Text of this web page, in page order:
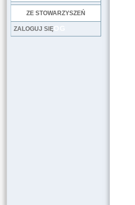
ZE STOWARZYSZEŃ
LOG
ZALOGUJ SIĘ